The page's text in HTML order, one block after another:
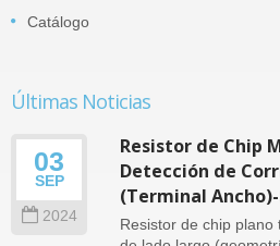
Catálogo
Últimas Noticias
03
SEP
2024
Resistor de Chip
Detección de
(Terminal Ancho)-
Resistor de chip plano